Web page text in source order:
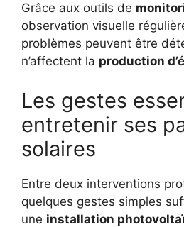
Grâce aux outils de
observation visuelle
problèmes peuvent être
n’affectent la production
Les gestes
entretenir ses
solaires
Entre deux interventions
quelques gestes simples
une installation